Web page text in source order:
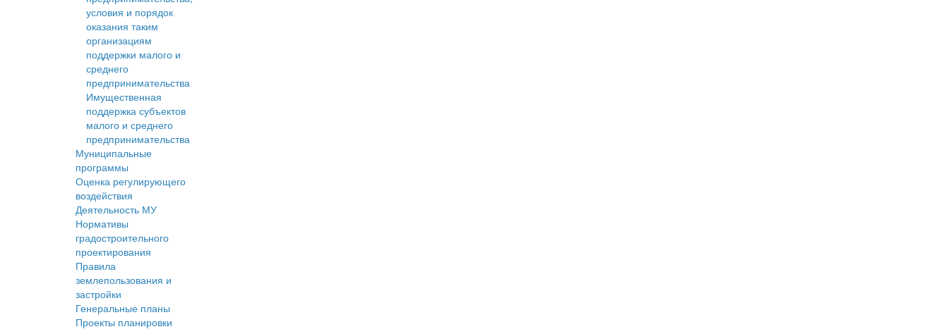
условия и порядок
оказания таким
организациям
поддержки малого и
среднего
предпринимательства
Имущественная
поддержка субъектов
малого и среднего
предпринимательства
Муниципальные
программы
Оценка регулирующего
воздействия
Деятельность МУ
Нормативы
градостроительного
проектирования
Правила
землепользования и
застройки
Генеральные планы
Проекты планировки